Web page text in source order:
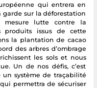
qui entrera en
garde sur la déforestation
mesure lutte contre la
produits issus de cette
la plantation de cacao
des arbres d’ombrage
les sols et nous
Un de nos défis, c’est
un système de traçabilité
permettra de sécuriser